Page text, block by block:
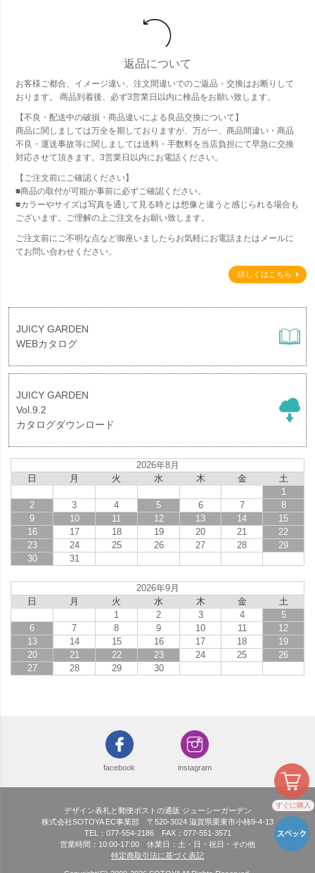
すぐに購入
返品について
お客様ご都合、イメージ違い、注文間違いでのご返品・交換はお断りして
おります。 商品到着後、必ず3営業日以内に検品をお願い致します。
【不良・配送中の破損・商品違いによる良品交換について】
商品に関しましては万全を期しておりますが、万が一、商品間違い・商品
不良・運送事故等に関しましては送料・手数料を当店負担にて早急に交換
対応させて頂きます。3営業日以内にお電話ください。
【ご注文前にご確認ください】
■商品の取付が可能か事前に必ずご確認ください。
■カラーやサイズは写真を通して見る時とは想像と違うと感じられる場合も
ございます。ご理解の上ご注文をお願い致します。
ご注文前にご不明な点など御座いましたらお気軽にお電話またはメールに
てお問い合わせください。
詳しくはこちら
JUICY GARDEN
WEBカタログ
JUICY GARDEN
Vol.9.2
カタログダウンロード
2026年8月
日
月 火 水 木 金
土
1
2
3 4 5 6 7
8
9
10 11 12 13 14
15
16
17 18 19 20 21
22
23
24 25 26 27 28
29
30
31
2026年9月
日
月 火 水 木 金
土
1
2 3 4
5
6
7 8 9 10 11
12
13
14 15 16 17 18
19
20
21 22 23 24 25
26
27
28 29 30
facebook instagram
デザイン表札と郵便ポストの通販 ジューシーガーデン
株式会社SOTOYA EC事業部 〒520-3024 滋賀県栗東市小柿9-4-13
TEL：077-554-2186 FAX：077-551-3571
営業時間：10:00-17:00 休業日：土・日・祝日・その他
特定商取引法に基づく表記